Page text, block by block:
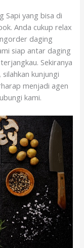
Sapi yang bisa di
Anda cukup relax
daging
siap antar daging
Sekiranya
kunjungi
menjadi agen
kami.